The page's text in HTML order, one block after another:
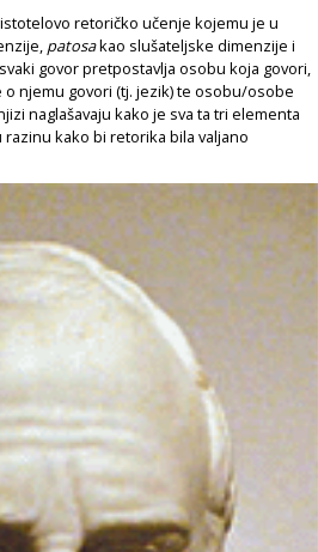
retoričko učenje kojemu je u
patosakao slušateljske dimenzije i
govor pretpostavlja osobu koja govori,
njemu govori (tj. jezik) te osobu/osobe
naglašavaju kako je sva ta tri elementa
kako bi retorika bila valjano